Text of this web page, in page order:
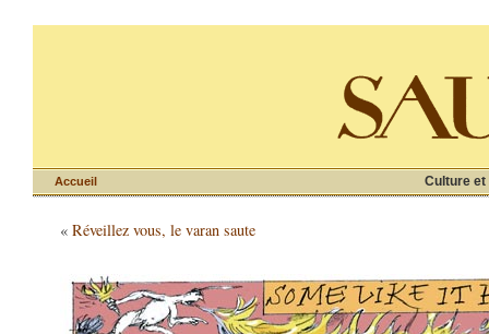
Culture et
Accueil
« Réveillez vous, le varan saute